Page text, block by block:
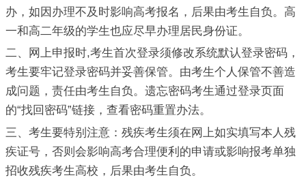
办，如因办理不及时影响高考报名，后果由考生自负。高
一和高二年级的学生也应尽早办理居民身份证。
二、网上申报时,考生首次登录须修改系统默认登录密码，
考生要牢记登录密码并妥善保管。由考生个人保管不善造
成问题，责任由考生自负。遗忘密码考生通过登录页面
的“找回密码”链接，查看密码重置办法。
三、考生要特别注意：残疾考生须在网上如实填写本人残
疾证号，否则会影响高考合理便利的申请或影响报考单独
招收残疾考生高校，后果由考生自负。